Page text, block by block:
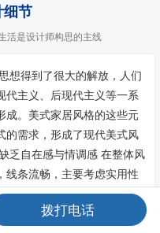
细节
活是设计师构思的主线
想得到了很大的解放，人们
代主义、后现代主义等一系
成。美式家居风格的这些元
的需求，形成了现代美式风
乏自在感与情调感 在整体风
线条流畅，主要考虑实用性
人的感受是豪华大气，却又
电话 咨询
拨打电话